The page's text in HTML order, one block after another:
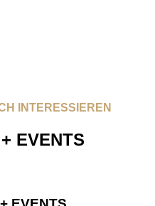
INTERESSIEREN
EVENTS